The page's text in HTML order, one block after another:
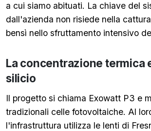
a cui siamo abituati. La chiave del
dall'azienda non risiede nella
bensì nello sfruttamento intensivo
La concentrazione termica
silicio
Il progetto si chiama Exowatt P3 e
tradizionali celle fotovoltaiche. Al
l'infrastruttura utilizza le lenti di